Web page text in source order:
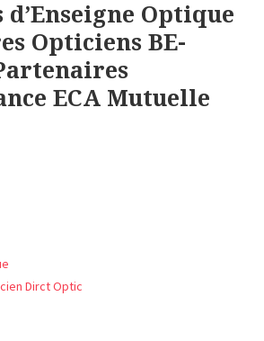
Optique
Opticiens BE-
ECA Mutuelle
Dirct Optic